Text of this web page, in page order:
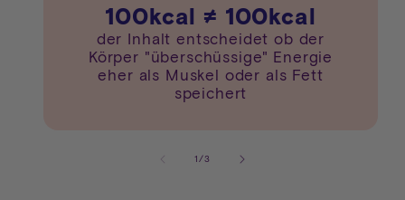
100kcal ≠ 100kcal
der Inhalt entscheidet ob der
Körper "überschüssige" Energie
eher als Muskel oder als Fett
speichert
1 /von
3